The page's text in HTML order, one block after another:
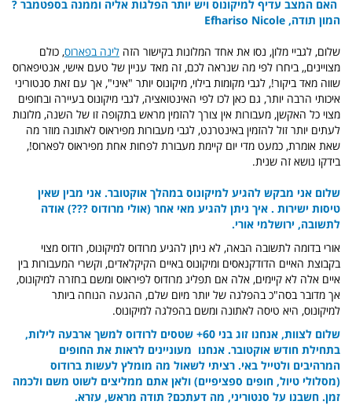
האם המצב עדיף למיקונוס ויש יותר הפלגות אליה וממנה בספטמבר ?
המון תודה, Efhariso Nicole
שלום, לגביי מלון, נסו את אחד המלונות בקישור הזה לינה בפארוס, כולם
מצויינים,, ביחרו לפי מה שנראה לכם, זה מאד עניין של טעם אישי, אנטיפארוס
שווה מאד ביקור!, לגבי מקומות בילוי, מיקונוס יותר "איני", אך עם זאת סנטוריני
איכותי הרבה יותר, גם כאן לכו לפי האינטואציה, לגבי מיקונוס בעיירה ובחופים
מצוי כל האקשן, מעבורות אין צורך להזמין מראש בתקופה זו של השנה, מלונות
לעתים יותר זול להזמין באינטרנט, לגבי מעבורות מפיראוס לאתונה מוזר מה
שאת אומרת, כמעט מדי יום קיימת מעבורת לפחות אחת מפיראוס לפארוס!,
בידקו נושא זה שנית.
שלום אני מבקש להגיע למיקונוס במהלך אוקטובר. אני מבין שאין
טיסות ישירות . איך ניתן להגיע מאי אחר (אולי מרודוס ???) אודה
לתשובה, ירושלמי אורי.
אורי בדומה לתשובה הבאה, לא ניתן להגיע מרודוס למיקונוס, רודוס מצוי
בקבוצת האיים הדודקנאסים ומיקונוס באיים הקיקלאדים, וקשרי המעבורות בין
איים אלה לא קיימים, אלה אם תפליג מרודוס לפיראוס ומשם בחזרה למיקונוס,
אך מדובר בסה"כ בהפלגה של יותר מיום שלם, ההגעה הנוחה ביותר
למיקונוס, היא טיסה לאתונה ומשם בהפלגה למיקונוס.
שלום לצוות,
אנחנו זוג בני 60+ שטסים לרודוס למשך ארבעה לילות,
בתחילת חודש אוקטובר. אנחנו מעוניינים לראות את החופים
המרהיבים ולטייל באי. רציתי לשאול מה מומלץ לעשות ברודוס
(מסלולי טיול, חופים ספציפיים) ולאן אתם ממליצים לשוט משם ולכמה
זמן. חשבנו על סנטוריני, מה דעתכם? תודה מראש, עזרא.